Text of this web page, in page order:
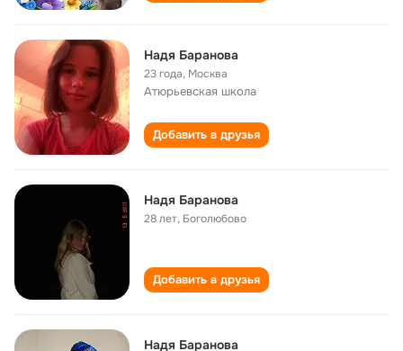
Надя Баранова
23 года, Москва
Атюрьевская школа
Добавить в друзья
Надя Баранова
28 лет, Боголюбово
Добавить в друзья
Надя Баранова